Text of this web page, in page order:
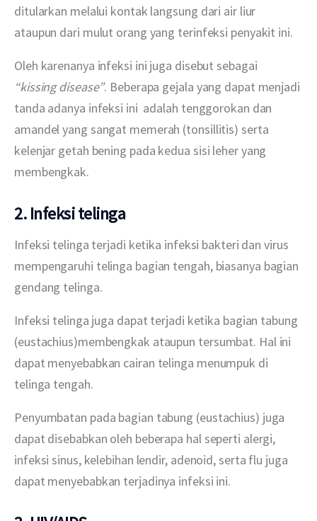
ditularkan melalui kontak langsung dari air liur
ataupun dari mulut orang yang terinfeksi penyakit ini.
Oleh karenanya infeksi ini juga disebut sebagai
“kissing disease”. Beberapa gejala yang dapat menjadi
tanda adanya infeksi ini  adalah tenggorokan dan
amandel yang sangat memerah (tonsillitis) serta
kelenjar getah bening pada kedua sisi leher yang
membengkak.
2. Infeksi telinga
Infeksi telinga terjadi ketika infeksi bakteri dan virus
mempengaruhi telinga bagian tengah, biasanya bagian
gendang telinga.
Infeksi telinga juga dapat terjadi ketika bagian tabung
(eustachius)membengkak ataupun tersumbat. Hal ini
dapat menyebabkan cairan telinga menumpuk di
telinga tengah.
Penyumbatan pada bagian tabung (eustachius) juga
dapat disebabkan oleh beberapa hal seperti alergi,
infeksi sinus, kelebihan lendir, adenoid, serta flu juga
dapat menyebabkan terjadinya infeksi ini.